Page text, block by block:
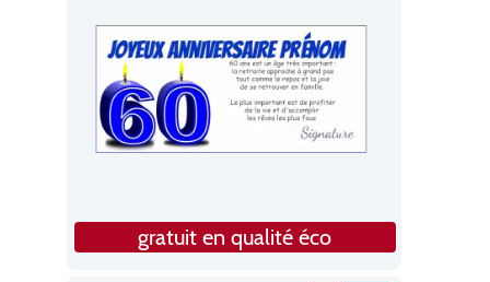
gratuit en qualité éco